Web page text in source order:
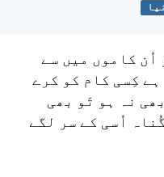
اُن کاموں میں سے
کِسی کام کو کرے
نہ ہو تَو بھی
اُسی کے سر لگے